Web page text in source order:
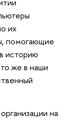
их
помогающие
историю
же в наши
на